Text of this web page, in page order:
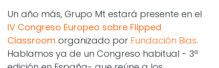
Un año más, Grupo Mt estará presente en el
IV Congreso Europeo sobre Flipped
Classroom organizado por Fundación Bias.
Hablamos ya de un Congreso habitual - 3ª